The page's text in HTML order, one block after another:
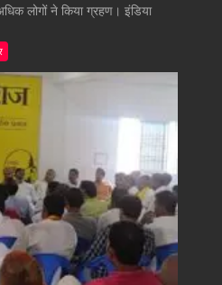
लोगों ने किया ग्रहण। इंडिया